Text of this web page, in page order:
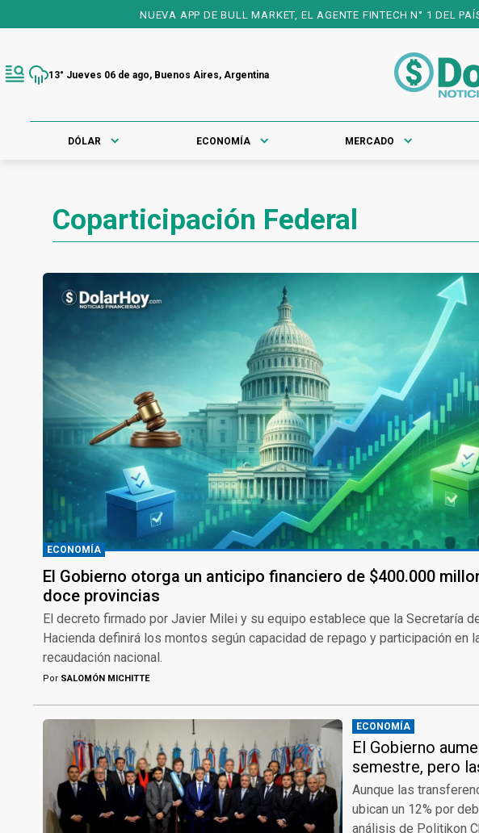
NUEVA APP DE BULL MARKET, EL AGENTE FINTECH N° 1 DEL PAÍS, 25
13° Jueves 06 de ago, Buenos Aires, Argentina
DÓLAR ECONOMÍA MERCADO
Coparticipación Federal
ECONOMÍA
El Gobierno otorga un anticipo financiero de $400.000
doce provincias
El decreto firmado por Javier Milei y su equipo establece que la Secretaría
Hacienda definirá los montos según capacidad de repago y participación en
recaudación nacional.
Por SALOMÓN MICHITTE
ECONOMÍA
El Gobierno
semestre, pero
Aunque las
ubican un 12% por
análisis de Politikon